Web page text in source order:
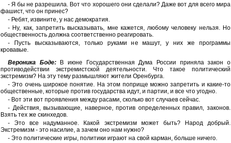
- Я бы не разрешила. Вот что хорошего они сделали? Даже вот для всего мира
фашист, что он принес?
- Ребят, извините, у нас демократия.
- Ну, как, запретить высказывать, мне кажется, любому человеку нельзя. Но
общественность должна соответственно реагировать.
- Пусть высказываются, только руками не машут, у них же программы
кровавые.
Вероника Боде:В июне Государственная Дума России приняла закон о
противодействии экстремистской деятельности. Что такое политический
экстремизм? На эту тему размышляют жители Оренбурга.
- Это очень широкое понятие. На этом поприще можно запретить и какие-то
общественные, которые против государства идут, и партии, и все что угодно.
- Вот эти вот проявления между расами, сколько вот случаев сейчас.
- Действия, вызывающие, наверное, против определенных правил, законов.
Взять тех же скинхедов.
- Это все надуманное. Какой экстремизм может быть? Народ добрый.
Экстремизм - это насилие, а зачем оно нам нужно?
- Это политические игры, политики играют на свой карман, больше ничего.